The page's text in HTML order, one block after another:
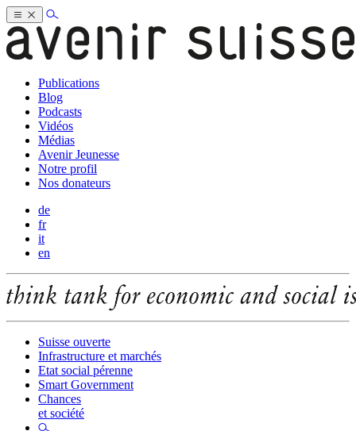
Publications
Blog
Podcasts
Vidéos
Médias
Avenir Jeunesse
Notre profil
Nos donateurs
de
fr
it
en
Suisse ouverte
Infrastructure et marchés
Etat social pérenne
Smart Government
Chances
et société